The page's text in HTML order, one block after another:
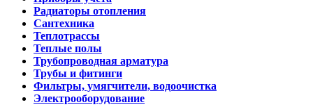
Радиаторы отопления
Сантехника
Теплотрассы
Теплые полы
Трубопроводная арматура
Трубы и фитинги
Фильтры, умягчители, водоочистка
Электрооборудование